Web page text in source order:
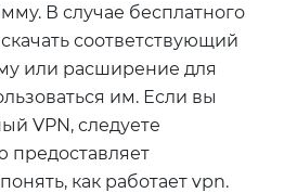
В случае бесплатного
соответствующий
или расширение для
им. Если вы
VPN, следуете
предоставляет
как работает vpn.